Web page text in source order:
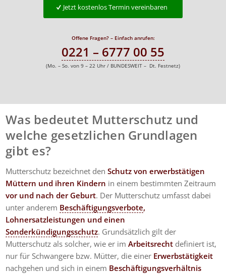
Jetzt kostenlos Termin vereinbaren
Offene Fragen? – Einfach anrufen:
0221 – 6777 00 55
(Mo. – So. von 9 – 22 Uhr / BUNDESWEIT – Dt. Festnetz)
Was bedeutet Mutterschutz und
welche gesetzlichen Grundlagen
gibt es?
Mutterschutz bezeichnet denSchutz von erwerbstätigen
Müttern und ihren Kindern in einem bestimmten Zeitraum
vor und nach der Geburt. Der Mutterschutz umfasst dabei
unter anderem Beschäftigungsverbote,
Lohnersatzleistungen und einen
Sonderkündigungsschutz. Grundsätzlich gilt der
Mutterschutz als solcher, wie er imArbeitsrecht definiert ist,
nur für Schwangere bzw. Mütter, die einer Erwerbstätigkeit
nachgehen und sich in einem Beschäftigungsverhältnis